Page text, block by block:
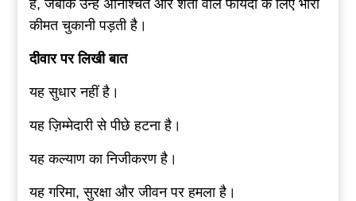
है, जबकि उन्हें अनिश्चित और शर्तों वाले फायदों के लिए भारी
कीमत चुकानी पड़ती है।
दीवार पर लिखी बात
यह सुधार नहीं है।
यह ज़िम्मेदारी से पीछे हटना है।
यह कल्याण का निजीकरण है।
यह गरिमा, सुरक्षा और जीवन पर हमला है।